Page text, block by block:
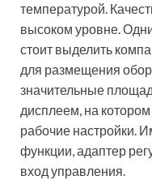
температурой.
высоком уровне.
стоит выделить
для размещения
значительные
дисплеем, на
рабочие настройки.
функции, адаптер
вход управления.